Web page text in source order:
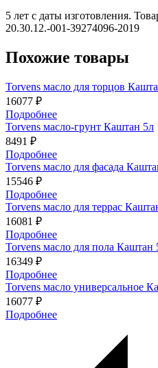
5 лет с даты изготовления.
20.30.12.-001-39274096-2019
Похожие товары
Torvens масло для торцов
16077 ₽
Подробнее
Torvens масло-грунт Каштан 5л
8491 ₽
Подробнее
Torvens масло для фасада
15546 ₽
Подробнее
Torvens масло для террас
16081 ₽
Подробнее
Torvens масло для пола Каштан
16349 ₽
Подробнее
Torvens масло универсальное
16077 ₽
Подробнее